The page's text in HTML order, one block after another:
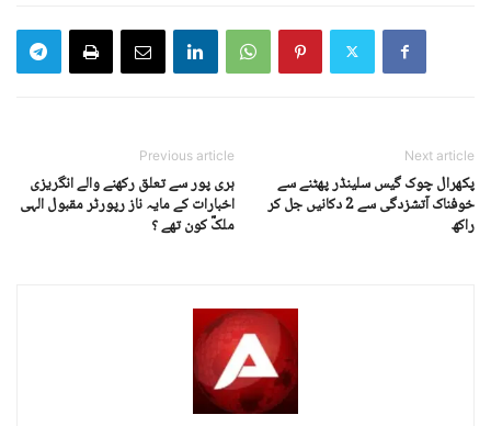
Previous article
ہری پور سے تعلق رکھنے والے انگریزی
اخبارات کے مایہ ناز رپورٹر مقبول الہی
ملکؒ کون تھے ؟
Next article
پکھرال چوک گیس سلینڈر پھٹنے سے
خوفناک آتشزدگی سے 2 دکانیں جل کر
راکھ